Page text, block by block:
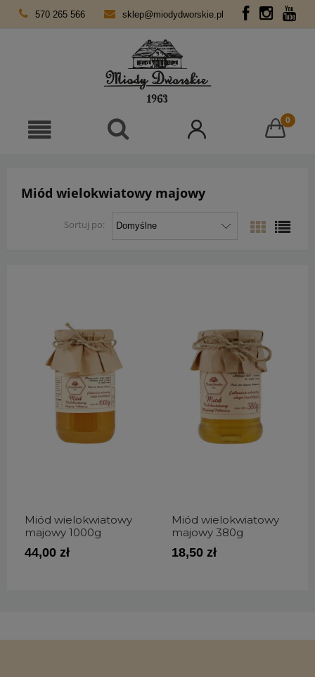
570 265 566 sklep@miodydworskie.pl
Miód wielokwiatowy majowy
Sortuj po:
Miód wielokwiatowy
majowy 1000g
44,00 zł
Miód wielokwiatowy
majowy 380g
18,50 zł